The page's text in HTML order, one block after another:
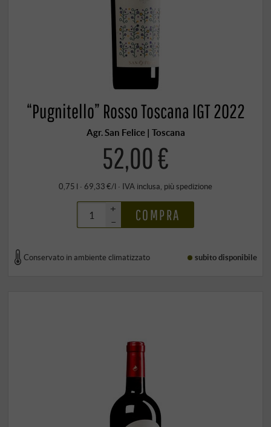
“Pugnitello” Rosso Toscana IGT 2022
Agr. San Felice | Toscana
52,00 €
0,75 l · 69,33 €/l · IVA inclusa, più spedizione
+
–
COMPRA
Conservato in ambiente climatizzato subito disponibile